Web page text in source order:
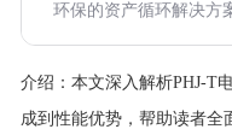
环保的资产循环解决方
介绍： 本文深入解析PHJ-T
成到性能优势，帮助读者全